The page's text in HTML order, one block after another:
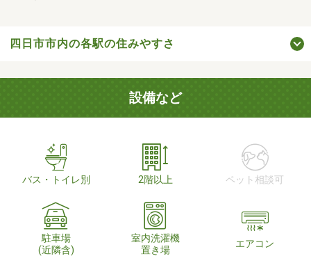
四日市市内の各駅の住みやすさ
設備など
バス・トイレ別 2階以上 ペット相談可
駐車場
(近隣含)
室内洗濯機
置き場
エアコン